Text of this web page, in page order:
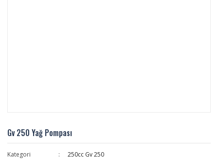
Gv 250 Yağ Pompası
Kategori
250cc Gv 250